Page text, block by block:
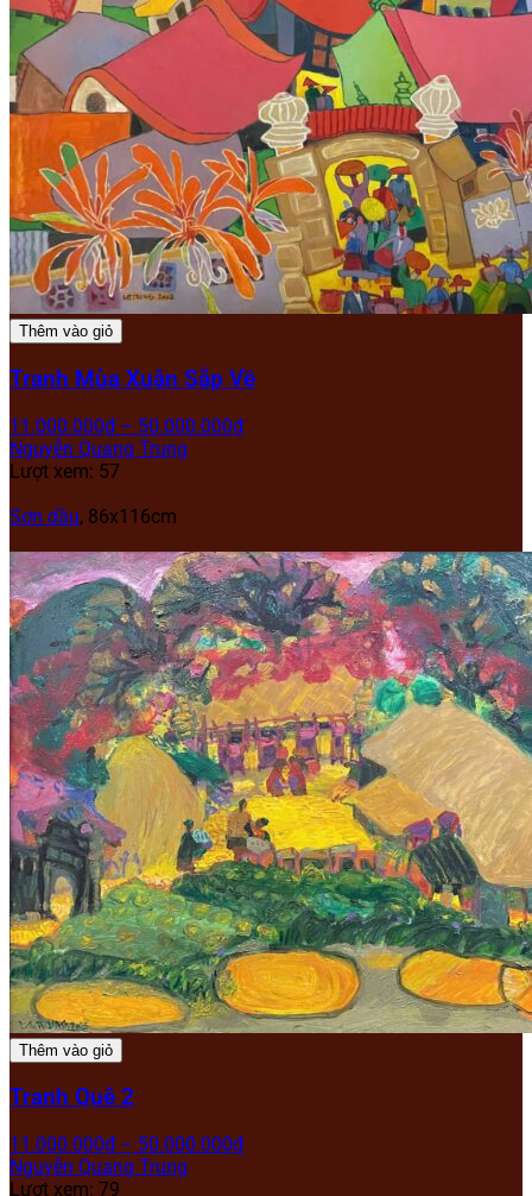
Thêm vào giỏ
Tranh Mùa Xuân Sắp Về
11.000.000₫ – 50.000.000₫
Nguyễn Quang Trung
Lượt xem: 57
Sơn dầu, 86x116cm
Thêm vào giỏ
Tranh Quê 2
11.000.000₫ – 50.000.000₫
Nguyễn Quang Trung
Lượt xem: 79